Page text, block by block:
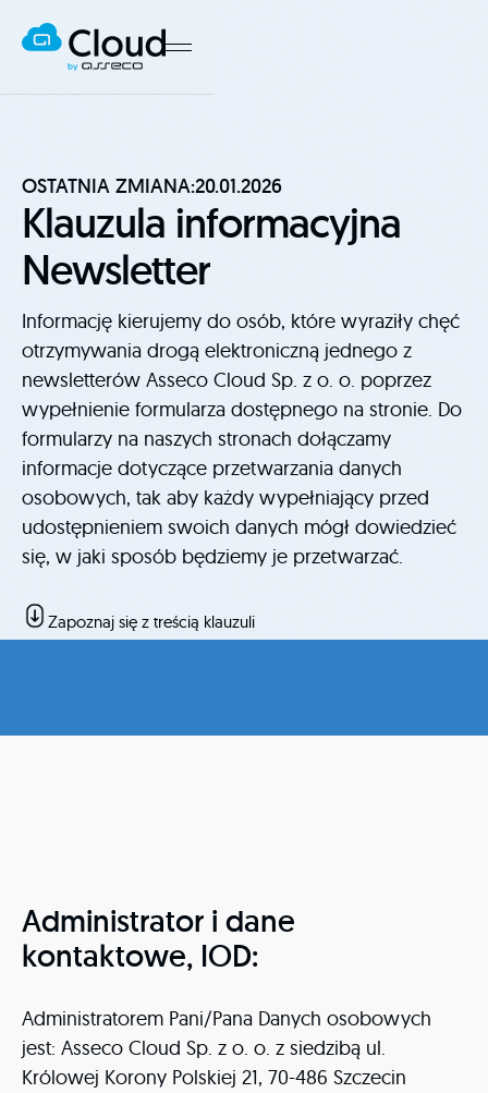
OSTATNIA ZMIANA:20.01.2026
Klauzula informacyjna
Newsletter
Informację kierujemy do osób, które wyraziły chęć
otrzymywania drogą elektroniczną jednego z
newsletterów Asseco Cloud Sp. z o. o. poprzez
wypełnienie formularza dostępnego na stronie. Do
formularzy na naszych stronach dołączamy
informacje dotyczące przetwarzania danych
osobowych, tak aby każdy wypełniający przed
udostępnieniem swoich danych mógł dowiedzieć
się, w jaki sposób będziemy je przetwarzać.
Zapoznaj się z treścią klauzuli
Administrator i dane
kontaktowe, IOD:
Administratorem Pani/Pana Danych osobowych
jest: Asseco Cloud Sp. z o. o. z siedzibą ul.
Królowej Korony Polskiej 21, 70-486 Szczecin